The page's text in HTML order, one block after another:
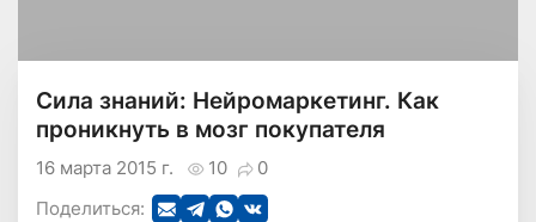
Сила знаний: Нейромаркетинг. Как
проникнуть в мозг покупателя
10 0
16 марта 2015 г.
Поделиться: